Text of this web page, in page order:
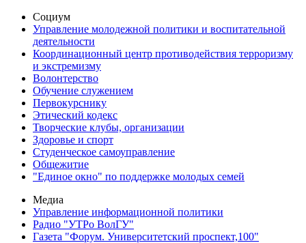
Социум
Управление молодежной политики и воспитательной
деятельности
Координационный центр противодействия терроризму
и экстремизму
Волонтерство
Обучение служением
Первокурснику
Этический кодекс
Творческие клубы, организации
Здоровье и спорт
Студенческое самоуправление
Общежитие
"Единое окно" по поддержке молодых семей
Медиа
Управление информационной политики
Радио "УТРо ВолГУ"
Газета "Форум. Университетский проспект,100"